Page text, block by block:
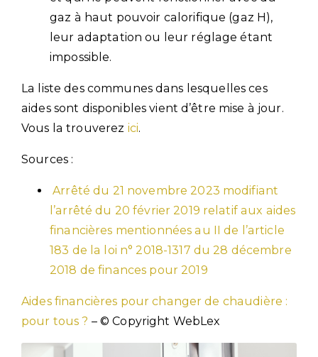
gaz à haut pouvoir calorifique (gaz H),
leur adaptation ou leur réglage étant
impossible.
La liste des communes dans lesquelles ces
aides sont disponibles vient d’être mise à jour.
Vous la trouverez ici.
Sources :
Arrêté du 21 novembre 2023 modifiant
l’arrêté du 20 février 2019 relatif aux aides
financières mentionnées au II de l’article
183 de la loi n° 2018-1317 du 28 décembre
2018 de finances pour 2019
Aides financières pour changer de chaudière :
pour tous ? – © Copyright WebLex